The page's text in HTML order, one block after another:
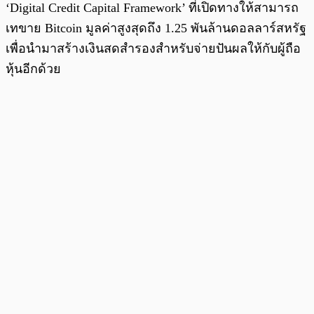
‘Digital Credit Capital Framework’ ที่เปิดทางให้สามารถ
เทขาย Bitcoin มูลค่าสูงสุดถึง 1.25 พันล้านดอลลาร์สหรัฐ
เพื่อนำมาสร้างเงินสดสำรองสำหรับจ่ายปันผลให้กับผู้ถือ
หุ้นอีกด้วย